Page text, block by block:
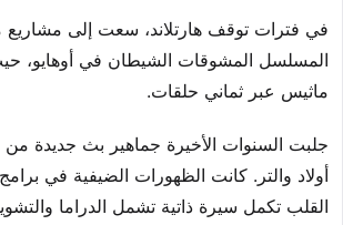
في فترات توقف هارتلاند، سعت إلى
المسلسل المشوقات الشيطان في أوهايو،
ماثيس عبر ثماني حلقات.
جلبت السنوات الأخيرة جماهير بث جديدة
أولاد والتر. كانت الظهورات الضيفية في
القلب تكمل سيرة ذاتية تشمل الدراما